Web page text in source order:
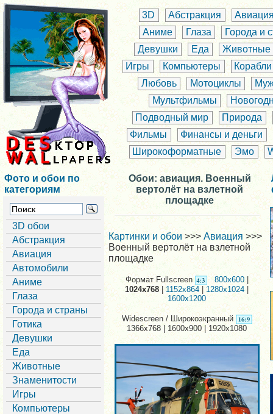
3D Абстракция
Аниме
Глаза
Города и
Девушки
Еда
Животные
Игры
Компьютеры
Корабли
Любовь
Мотоциклы
Мультфильмы
Подводный мир
Природа
Фильмы
Финансы и деньги
Широкоформатные
Эмо
Фото и обои по
категориям
3D обои
Абстракция
Авиация
Автомобили
Аниме
Глаза
Города и страны
Готика
Девушки
Еда
Животные
Знаменитости
Игры
Компьютеры
Обои: авиация. Военный
вертолёт на взлетной
площадке
Картинки и обои >>> Авиация >>>
Военный вертолёт на взлетной
площадке
Формат Fullscreen 800x600
1024x768|1152x864 1280x1024
1600x1200
Widescreen / Широкоэкранный
1366x768 | 1600x900 | 1920x1080